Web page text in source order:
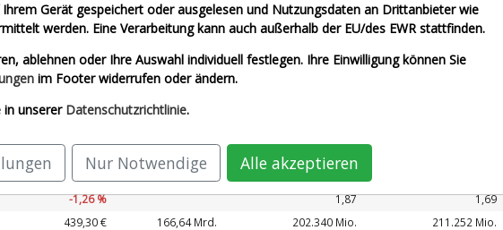
Airbus SE (Echtzeit Euro) Allianz SE (Echtzeit Euro)
Euro) SAP SE (Echtzeit Euro)
212,25 € 167,99 Mrd. 89.327 Mio.
-1,26 % 1,87 1,69
439,30 € 166,64 Mrd. 202.340 Mio. 211.252 Mio.
Gerät gespeichert oder ausgelesen und Nutzungsdaten an Drittanbieter wie
werden. Eine Verarbeitung kann auch außerhalb der EU/des EWR stattfinden.
ablehnen oder Ihre Auswahl individuell festlegen. Ihre Einwilligung können Sie
im Footer widerrufen oder ändern.
in unserer Datenschutzrichtlinie.
Nur Notwendige Alle akzeptieren